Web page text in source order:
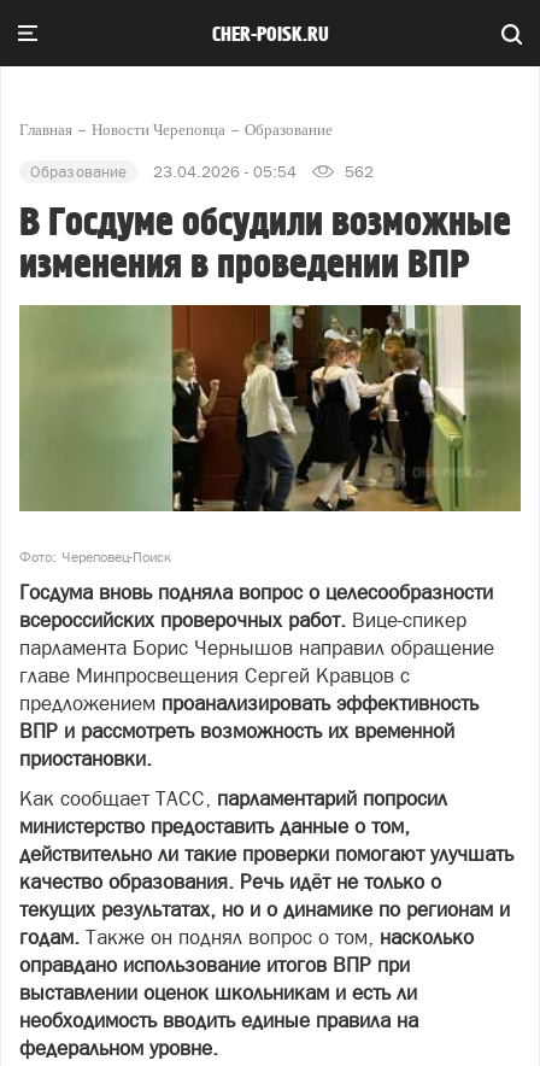
CHER-POISK.RU
Главная Новости Череповца Образование
Образование 23.04.2026 - 05:54 562
В Госдуме обсудили возможные
изменения в проведении ВПР
Фото: Череповец-Поиск
Госдума вновь подняла вопрос о целесообразности
всероссийских проверочных работ. Вице-спикер
парламента Борис Чернышов направил обращение
главе Минпросвещения Сергей Кравцов с
предложением проанализировать эффективность
ВПР и рассмотреть возможность их временной
приостановки.
Как сообщает ТАСС, парламентарий попросил
министерство предоставить данные о том,
действительно ли такие проверки помогают улучшать
качество образования. Речь идёт не только о
текущих результатах, но и о динамике по регионам и
годам. Также он поднял вопрос о том, насколько
оправдано использование итогов ВПР при
выставлении оценок школьникам и есть ли
необходимость вводить единые правила на
федеральном уровне.